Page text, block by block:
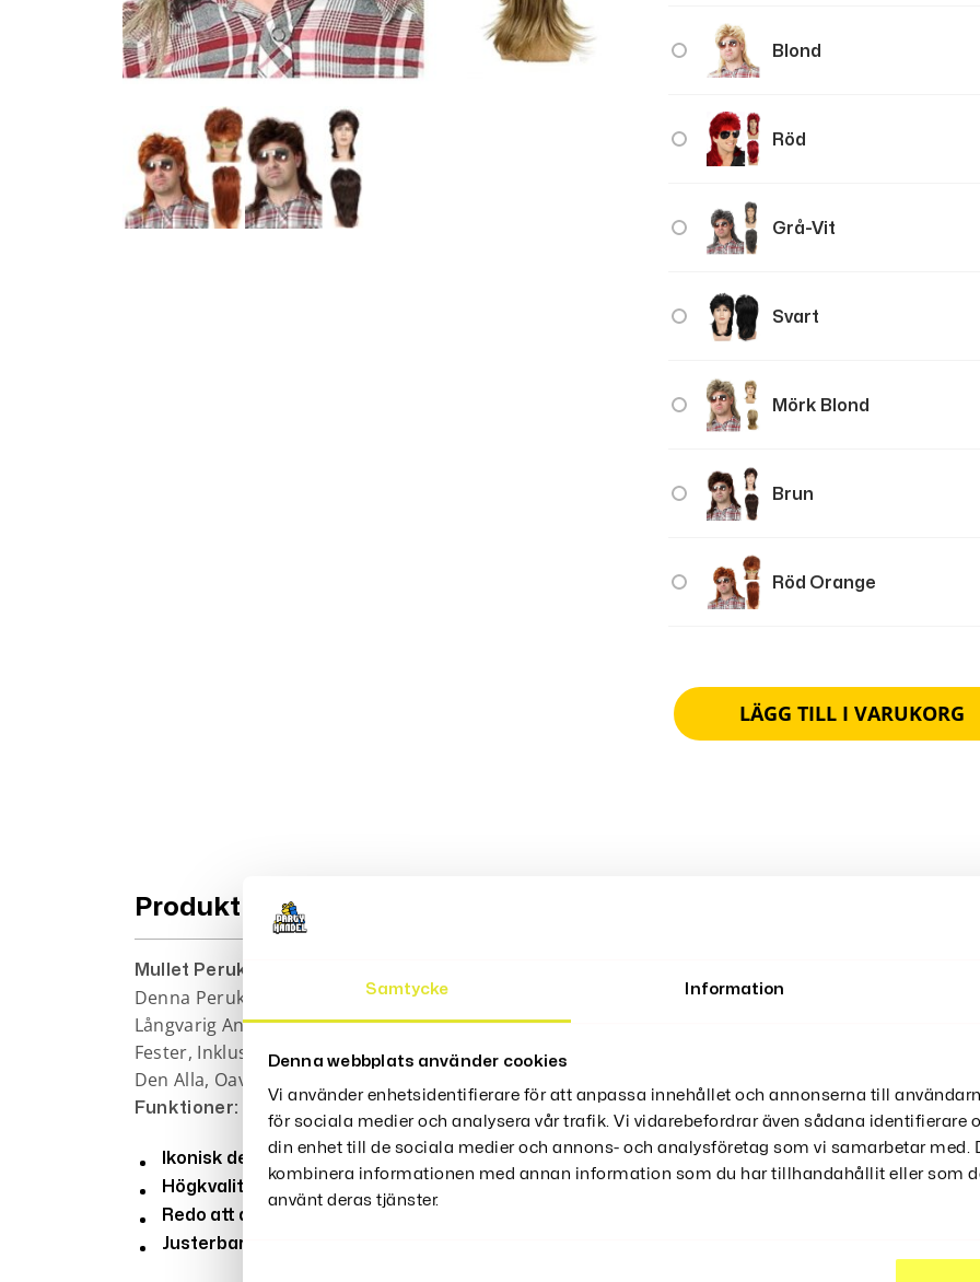
Samtycke Information
Denna webbplats använder cookies
Vi använder enhetsidentifierare för att anpassa innehållet och annonserna till
för sociala medier och analysera vår trafik. Vi vidarebefordrar även sådana identifierare
din enhet till de sociala medier och annons- och analysföretag som vi samarbetar med.
kombinera informationen med annan information som du har tillhandahållit eller som
använt deras tjänster.
Blond
Röd
Grå-Vit
Svart
Mörk Blond
Brun
Röd Orange
LÄGG TILL I VARUKORG
Produktbeskrivning
Mullet Peruk För Män – 70- Och 80-Tals
Är Den Perfekta Accessoaren För Att Återuppleva Det
Denna Peruk, Med En Sträckt Längd På 40 Cm, Är Tillverkad Av Högkvalitativt Värmetåligt
Långvarig Användning. Peruken Är Förformad Och Redo Att Användas Direkt Ur Förpackningen,
Fester, Inklusive 80-Talsdiskon, Halloween, Julfester, Rockkonserter Och Mycket Mer. Med En
Den Alla, Oavsett Ålder Eller Kön.
Funktioner:
Ikonisk design:Återskapar det klassiska mullet-utseendet från 70- och 80-talet.
Högkvalitativt material: Tillverkad av värmetåligt syntetfiber för långvarig användning.
Redo att användas: Förformad peruk som är enkel att styla direkt ur förpackningen.
Justerbar storlek: